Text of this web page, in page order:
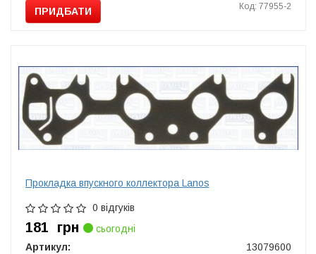
ПРИДБАТИ Код: 77955-2
Прокладка впускного коллектора Lanos
0 відгуків
181 грн
сьогодні
Артикул:
13079600